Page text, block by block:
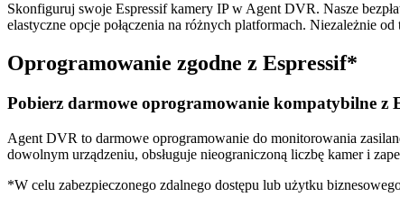
Skonfiguruj swoje Espressif kamery IP w Agent DVR. Nasze
elastyczne opcje połączenia na różnych platformach. Niezależnie
Oprogramowanie zgodne z Espressif*
Pobierz darmowe oprogramowanie kompatybilne z
Agent DVR to darmowe oprogramowanie do monitorowania
dowolnym urządzeniu, obsługuje nieograniczoną liczbę kamer i
*W celu zabezpieczonego zdalnego dostępu lub użytku